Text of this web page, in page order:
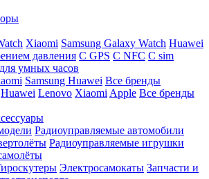
Xiaomi Samsung Galaxy Watch Huawei
давления C GPS C NFC C sim
умных часов
Samsung Huawei Все бренды
Huawei Lenovo Xiaomi Apple Все бренды
Радиоуправляемые автомобили
Радиоуправляемые игрушки
Электросамокаты Запчасти и